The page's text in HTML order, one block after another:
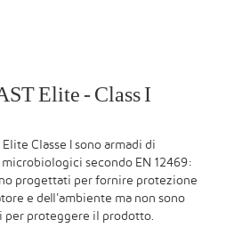
Elite - Class I
Elite Classe I sono armadi di
secondo EN 12469:
progettati per fornire protezione
e dell'ambiente ma non sono
per proteggere il prodotto.